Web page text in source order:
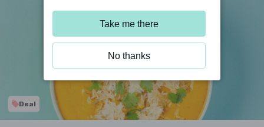
Deal
Take me there
No thanks